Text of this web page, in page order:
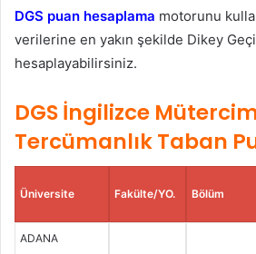
DGS puan hesaplama motorunu
verilerine en yakın şekilde Dikey Geçiş
hesaplayabilirsiniz.
DGS İngilizce
Tercümanlık Taban
Üniversite Fakülte/YO. Bölüm
ADANA